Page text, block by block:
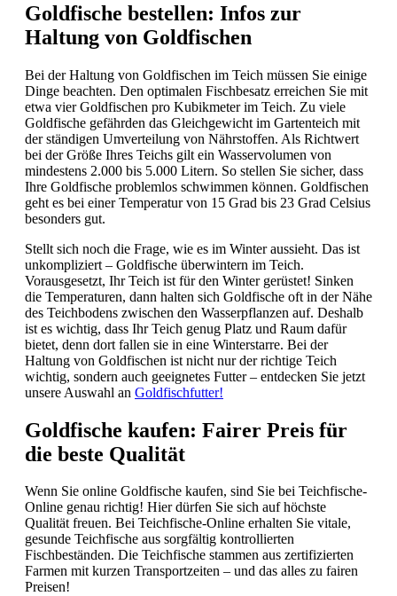
Goldfische bestellen: Infos zur
Haltung von Goldfischen
Bei der Haltung von Goldfischen im Teich müssen Sie einige
Dinge beachten. Den optimalen Fischbesatz erreichen Sie mit
etwa vier Goldfischen pro Kubikmeter im Teich. Zu viele
Goldfische gefährden das Gleichgewicht im Gartenteich mit
der ständigen Umverteilung von Nährstoffen. Als Richtwert
bei der Größe Ihres Teichs gilt ein Wasservolumen von
mindestens 2.000 bis 5.000 Litern. So stellen Sie sicher, dass
Ihre Goldfische problemlos schwimmen können. Goldfischen
geht es bei einer Temperatur von 15 Grad bis 23 Grad Celsius
besonders gut.
Stellt sich noch die Frage, wie es im Winter aussieht. Das ist
unkompliziert – Goldfische überwintern im Teich.
Vorausgesetzt, Ihr Teich ist für den Winter gerüstet! Sinken
die Temperaturen, dann halten sich Goldfische oft in der Nähe
des Teichbodens zwischen den Wasserpflanzen auf. Deshalb
ist es wichtig, dass Ihr Teich genug Platz und Raum dafür
bietet, denn dort fallen sie in eine Winterstarre. Bei der
Haltung von Goldfischen ist nicht nur der richtige Teich
wichtig, sondern auch geeignetes Futter – entdecken Sie jetzt
unsere Auswahl an Goldfischfutter!
Goldfische kaufen: Fairer Preis für
die beste Qualität
Wenn Sie online Goldfische kaufen, sind Sie bei Teichfische-
Online genau richtig! Hier dürfen Sie sich auf höchste
Qualität freuen. Bei Teichfische-Online erhalten Sie vitale,
gesunde Teichfische aus sorgfältig kontrollierten
Fischbeständen. Die Teichfische stammen aus zertifizierten
Farmen mit kurzen Transportzeiten – und das alles zu fairen
Preisen!